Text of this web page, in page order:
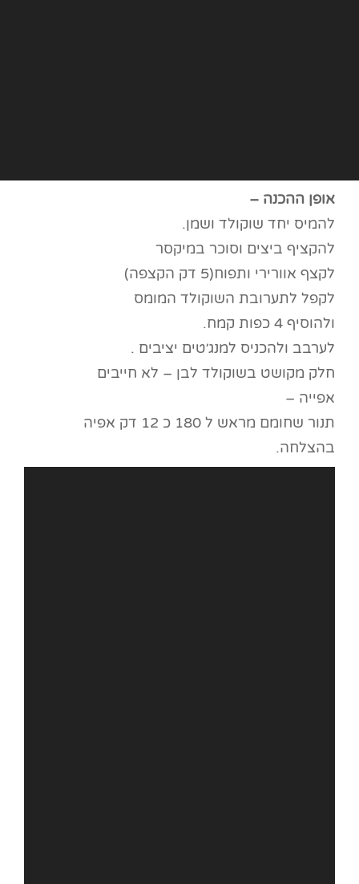
אופן ההכנה –
להמיס יחד שוקולד ושמן.
להקציף ביצים וסוכר במיקסר
לקצף אוורירי ותפוח(5 דק הקצפה)
לקפל לתערובת השוקולד המומס
ולהוסיף 4 כפות קמח.
לערבב ולהכניס למנג׳טים יציבים .
חלק מקושט בשוקולד לבן – לא חייבים
אפייה –
תנור שחומם מראש ל 180 כ 12 דק אפיה
בהצלחה.